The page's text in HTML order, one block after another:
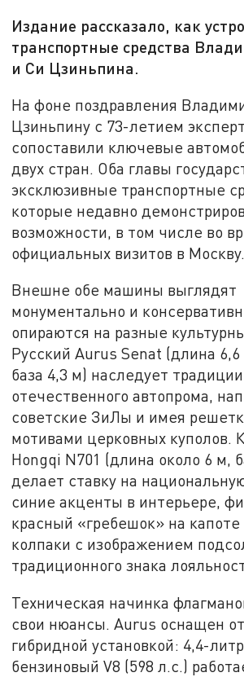
Издание рассказало, как
транспортные средства
и Си Цзиньпина.
На фоне поздравления
Цзиньпину с 73-летием
сопоставили ключевые
двух стран. Оба главы
эксклюзивные транспортные
которые недавно
возможности, в том числе во
официальных визитов в Москву.
Внешне обе машины выглядят
монументально и
опираются на разные
Русский Aurus Senat (длина
база 4,3 м) наследует традиции
отечественного автопрома,
советские ЗиЛы и имея
мотивами церковных куполов.
Hongqi N701 (длина около 6 м,
делает ставку на
синие акценты в интерьере,
красный «гребешок» на
колпаки с изображением
традиционного знака
Техническая начинка
свои нюансы. Aurus оснащен
гибридной установкой: 4,4-
бензиновый V8 (598 л.с.)